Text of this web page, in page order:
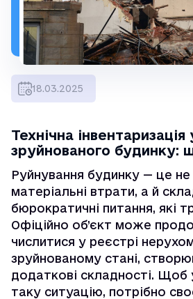
18.03.2025
Технічна інвентаризація
зруйнованого будинку:
Руйнування будинку — це
матеріальні втрати, а й
бюрократичні питання, які
Офіційно об’єкт може
числитися у реєстрі
зруйнованому стані,
додаткові складності.
таку ситуацію, потрібно